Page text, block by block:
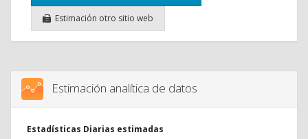
Estimación otro sitio web
Estimación analítica de datos
Estadísticas Diarias estimadas